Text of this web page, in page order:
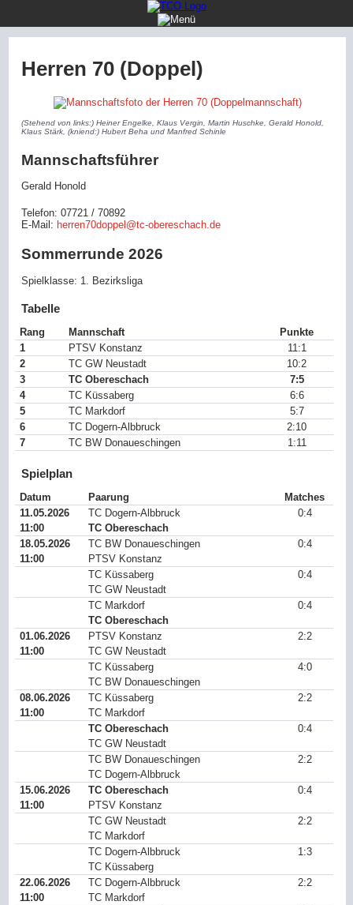
Startseite
Mannschaften
Öffentlichkeit
Herren 70 (Doppel)
(Stehend von links:) Heiner Engelke, Klaus Vergin, Martin Huschke, Gerald Honold,
Klaus Stärk, (kniend:) Hubert Beha und Manfred Schinle
Mannschaftsführer
Gerald Honold
Telefon: 07721 / 70892
E-Mail: herren70doppel@tc-obereschach.de
Sommerrunde 2026
Spielklasse: 1. Bezirksliga
Tabelle
Rang Mannschaft
Punkte
1
PTSV Konstanz
11:1
2
TC GW Neustadt
10:2
3
TC Obereschach
7:5
4
TC Küssaberg
6:6
5
TC Markdorf
5:7
6
TC Dogern-Albbruck
2:10
7
TC BW Donaueschingen 1:11
Spielplan
Datum Paarung
Matches
11.05.2026
11:00
TC Dogern-Albbruck
TC Obereschach
0:4
18.05.2026
11:00
TC BW Donaueschingen
PTSV Konstanz
0:4
TC Küssaberg
TC GW Neustadt
0:4
TC Markdorf
TC Obereschach
0:4
01.06.2026
11:00
PTSV Konstanz
TC GW Neustadt
2:2
TC Küssaberg
TC BW Donaueschingen
4:0
08.06.2026
11:00
TC Küssaberg
TC Markdorf
2:2
TC Obereschach
TC GW Neustadt
0:4
TC BW Donaueschingen
TC Dogern-Albbruck
2:2
15.06.2026
11:00
TC Obereschach
PTSV Konstanz
0:4
TC GW Neustadt
TC Markdorf
2:2
TC Dogern-Albbruck
TC Küssaberg
1:3
22.06.2026
11:00
TC Dogern-Albbruck
TC Markdorf
2:2